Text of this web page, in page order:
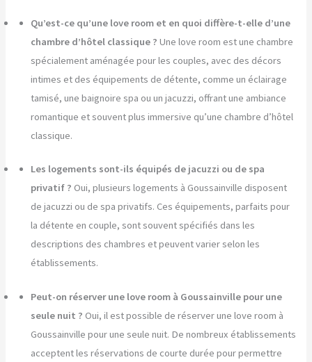
Qu’est-ce qu’une love room et en quoi diffère-t-elle d’une
chambre d’hôtel classique ? Une love room est une chambre
spécialement aménagée pour les couples, avec des décors
intimes et des équipements de détente, comme un éclairage
tamisé, une baignoire spa ou un jacuzzi, offrant une ambiance
romantique et souvent plus immersive qu’une chambre d’hôtel
classique.
Les logements sont-ils équipés de jacuzzi ou de spa
privatif ? Oui, plusieurs logements à Goussainville disposent
de jacuzzi ou de spa privatifs. Ces équipements, parfaits pour
la détente en couple, sont souvent spécifiés dans les
descriptions des chambres et peuvent varier selon les
établissements.
Peut-on réserver une love room à Goussainville pour une
seule nuit ? Oui, il est possible de réserver une love room à
Goussainville pour une seule nuit. De nombreux établissements
acceptent les réservations de courte durée pour permettre